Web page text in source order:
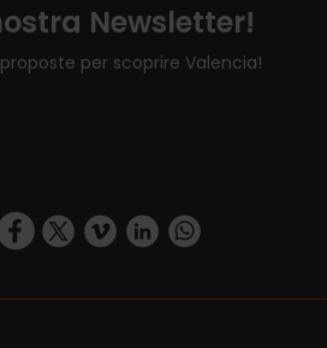
Newsletter!
per scoprire Valencia!
visit_valencia/
www.youtube.com/user/
www.facebook.com/
https://twitter.com/VisitaValencia
https://vimeo.com/
https://www.linkedin.com/company/turismo-valencia/https://api.whatsapp.com/send/